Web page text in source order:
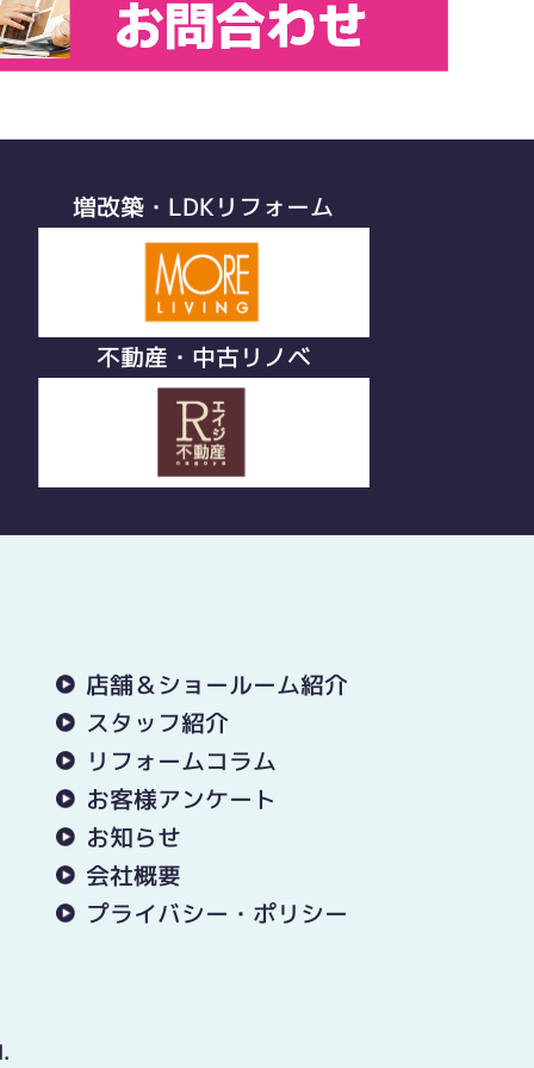
増改築・LDKリフォーム
不動産・中古リノベ
店舗＆ショールーム紹介
スタッフ紹介
リフォームコラム
お客様アンケート
お知らせ
会社概要
プライバシー・ポリシー